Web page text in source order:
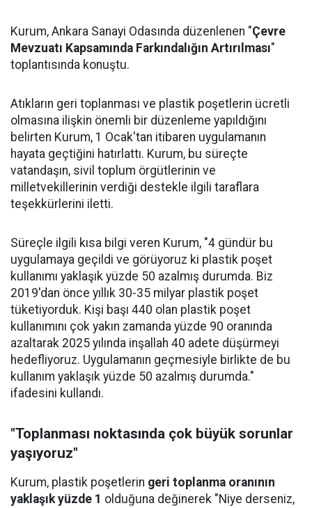
Kurum, Ankara Sanayi Odasında düzenlenen "Çevre
Mevzuatı Kapsamında Farkındalığın Artırılması"
toplantısında konuştu.
Atıkların geri toplanması ve plastik poşetlerin ücretli
olmasına ilişkin önemli bir düzenleme yapıldığını
belirten Kurum, 1 Ocak'tan itibaren uygulamanın
hayata geçtiğini hatırlattı. Kurum, bu süreçte
vatandaşın, sivil toplum örgütlerinin ve
milletvekillerinin verdiği destekle ilgili taraflara
teşekkürlerini iletti.
Süreçle ilgili kısa bilgi veren Kurum, "4 gündür bu
uygulamaya geçildi ve görüyoruz ki plastik poşet
kullanımı yaklaşık yüzde 50 azalmış durumda. Biz
2019'dan önce yıllık 30-35 milyar plastik poşet
tüketiyorduk. Kişi başı 440 olan plastik poşet
kullanımını çok yakın zamanda yüzde 90 oranında
azaltarak 2025 yılında inşallah 40 adete düşürmeyi
hedefliyoruz. Uygulamanın geçmesiyle birlikte de bu
kullanım yaklaşık yüzde 50 azalmış durumda."
ifadesini kullandı.
"Toplanması noktasında çok büyük sorunlar
yaşıyoruz"
Kurum, plastik poşetlerin geri toplanma oranının
yaklaşık yüzde 1 olduğuna değinerek "Niye derseniz,